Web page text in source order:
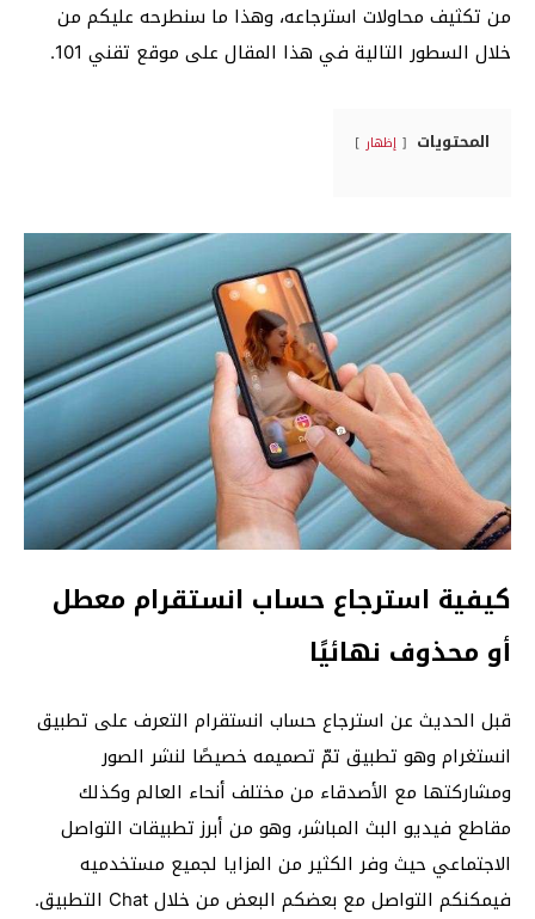
من تكثيف محاولات استرجاعه، وهذا ما سنطرحه عليكم من
خلال السطور التالية في هذا المقال على موقع تقني 101.
المحتويات إظهار
كيفية استرجاع حساب انستقرام معطل
أو محذوف نهائيًا
قبل الحديث عن استرجاع حساب انستقرام التعرف على تطبيق
انستغرام وهو تطبيق تمّ تصميمه خصيصًا لنشر الصور
ومشاركتها مع الأصدقاء من مختلف أنحاء العالم وكذلك
مقاطع فيديو البث المباشر، وهو من أبرز تطبيقات التواصل
الاجتماعي حيث وفر الكثير من المزايا لجميع مستخدميه
فيمكنكم التواصل مع بعضكم البعض من خلال Chat التطبيق.